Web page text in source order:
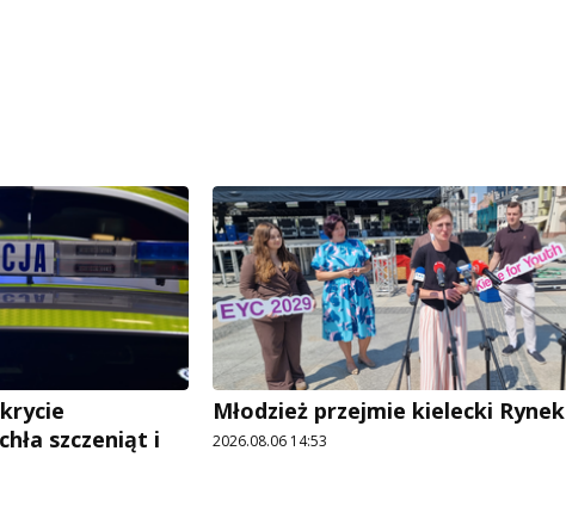
szczeniąt i
Młodzież przejmie kielecki Rynek
2026.08.06 14:53